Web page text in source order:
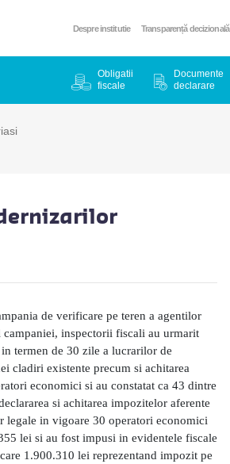
Despre institutie Transparență decizională
Obligatii
fiscale
Documente
declarare
de verificare pe teren a agentilor
campaniei, inspectorii fiscali au urmarit
termen de 30 zile a lucrarilor de
cladiri existente precum si achitarea
economici si au constatat ca 43 dintre
si achitarea impozitelor aferente
legale in vigoare 30 operatori economici
lei si au fost impusi in evidentele fiscale
1.900.310 lei reprezentand impozit pe